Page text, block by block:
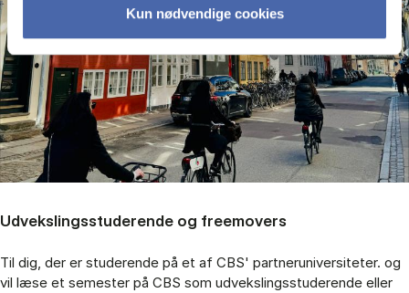
Kun nødvendige cookies
Udvekslingsstuderende og freemovers
Til dig, der er studerende på et af CBS' partneruniversiteter. og
vil læse et semester på CBS som udvekslingsstuderende eller